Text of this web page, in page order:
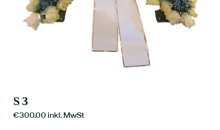
S3
€300.00 inkl. MwSt